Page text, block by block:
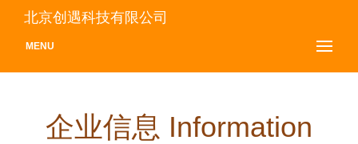
北京创遇科技有限公司
MENU
企业信息 Information